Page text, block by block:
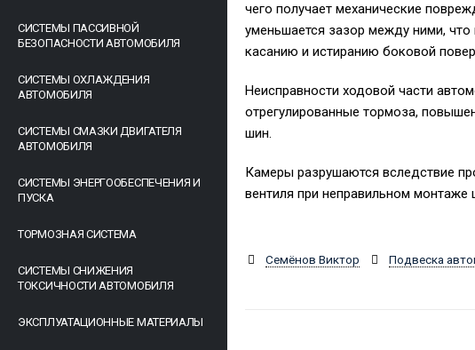
СИСТЕМЫ ПАССИВНОЙ
БЕЗОПАСНОСТИ АВТОМОБИЛЯ
СИСТЕМЫ ОХЛАЖДЕНИЯ
АВТОМОБИЛЯ
СИСТЕМЫ СМАЗКИ ДВИГАТЕЛЯ
АВТОМОБИЛЯ
СИСТЕМЫ ЭНЕРГООБЕСПЕЧЕНИЯ И
ПУСКА
ТОРМОЗНАЯ СИСТЕМА
СИСТЕМЫ СНИЖЕНИЯ
ТОКСИЧНОСТИ АВТОМОБИЛЯ
ЭКСПЛУАТАЦИОННЫЕ МАТЕРИАЛЫ
чего получает механические
уменьшается зазор между ними,
касанию и истиранию боковой
Неисправности ходовой части
отрегулированные тормоза,
шин.
Камеры разрушаются вследствие
вентиля при неправильном монтаже
Семёнов Виктор Подвеска